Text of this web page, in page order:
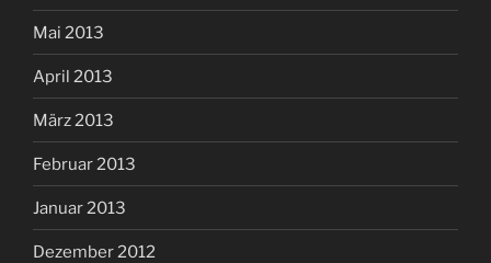
Mai 2013
April 2013
März 2013
Februar 2013
Januar 2013
Dezember 2012